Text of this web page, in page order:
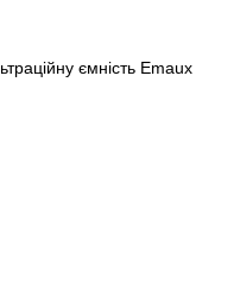
ємність Emaux